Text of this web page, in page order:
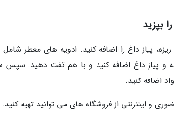
بپزید
پیاز داغ را اضافه کنید. ادویه های معطر شامل
و پیاز داغ اضافه کنید و با هم تفت دهید.
اضافه کنید.
و اینترنتی از فروشگاه های می توانید تهیه کنید.